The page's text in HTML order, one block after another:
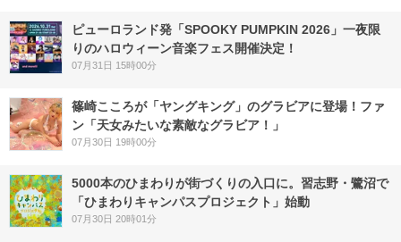
ピューロランド発「SPOOKY PUMPKIN 2026」一夜限
りのハロウィーン音楽フェス開催決定！
07月31日 15時00分
篠崎こころが「ヤングキング」のグラビアに登場！ファ
ン「天女みたいな素敵なグラビア！」
07月30日 19時00分
5000本のひまわりが街づくりの入口に。習志野・鷺沼で
「ひまわりキャンパスプロジェクト」始動
07月30日 20時01分